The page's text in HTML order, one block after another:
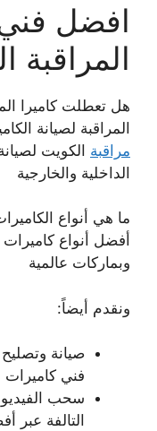
افضل
المراقبة
هل تعطلت كاميرا
المراقبة لصيانة
مراقبة الكويت
الداخلية والخارجية
ما هي أنواع
أفضل أنواع كاميرات
وبماركات عالمية
ونقدم أيضاً:
صيانة وتصليح
فني كاميرات
سحب
التالفة